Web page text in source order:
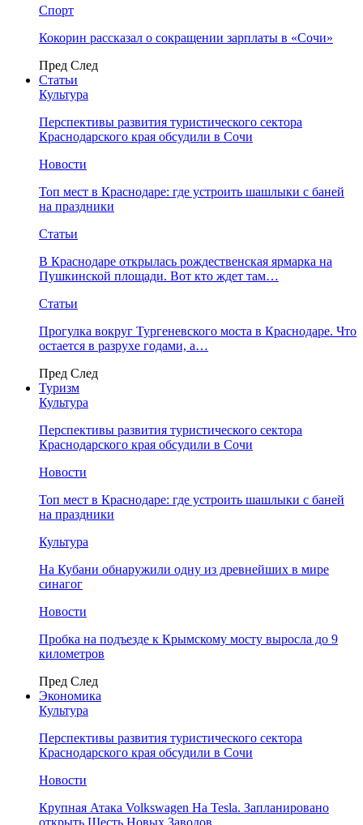
Спорт
Кокорин рассказал о сокращении зарплаты в «Сочи»
Пред След
Статьи
Культура
Перспективы развития туристического сектора
Краснодарского края обсудили в Сочи
Новости
Топ мест в Краснодаре: где устроить шашлыки с баней
на праздники
Статьи
В Краснодаре открылась рождественская ярмарка на
Пушкинской площади. Вот кто ждет там…
Статьи
Прогулка вокруг Тургеневского моста в Краснодаре. Что
остается в разрухе годами, а…
Пред След
Туризм
Культура
Перспективы развития туристического сектора
Краснодарского края обсудили в Сочи
Новости
Топ мест в Краснодаре: где устроить шашлыки с баней
на праздники
Культура
На Кубани обнаружили одну из древнейших в мире
синагог
Новости
Пробка на подъезде к Крымскому мосту выросла до 9
километров
Пред След
Экономика
Культура
Перспективы развития туристического сектора
Краснодарского края обсудили в Сочи
Новости
Крупная Атака Volkswagen На Tesla. Запланировано
открыть Шесть Новых Заводов